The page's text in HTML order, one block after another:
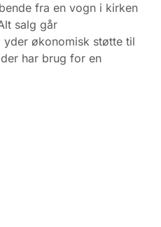
fra en vogn i kirken
salg går
yder økonomisk støtte til
har brug for en